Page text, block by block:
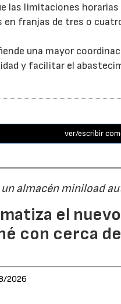
las limitaciones
franjas de tres o
una mayor
y facilitar el
ver/escribir
almacén miniload
el
con cerca
2026